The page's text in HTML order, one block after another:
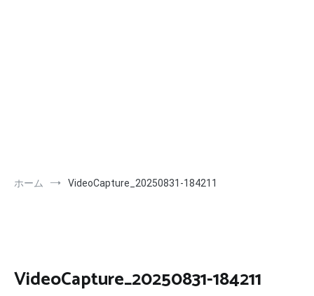
ホーム VideoCapture_20250831-184211
VideoCapture_20250831-184211